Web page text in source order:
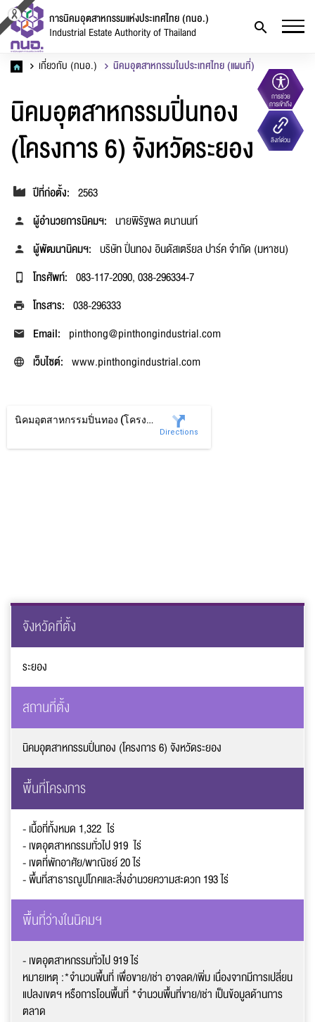
การนิคมอุตสาหกรรมแห่งประเทศไทย (กนอ.)
Industrial Estate Authority of Thailand
การช่วย
การเข้าถึง
ลิงก์ด่วน
เกี่ยวกับ (กนอ.) นิคมอุตสาหกรรมในประเทศไทย (แผนที่)
นิคมอุตสาหกรรมปิ่นทอง
(โครงการ 6) จังหวัดระยอง
ปีที่ก่อตั้ง: 2563
ผู้อำนวยการนิคมฯ: นายพิรัฐพล ตนานนท์
ผู้พัฒนานิคมฯ: บริษัท ปิ่นทอง อินดัสเตรียล ปาร์ค จำกัด (มหาชน)
โทรศัพท์: 083-117-2090, 038-296334-7
โทรสาร: 038-296333
Email: pinthong@pinthongindustrial.com
เว็บไซต์: www.pinthongindustrial.com
นิคมอุตสาหกรรมปิ่นทอง (โครงการ 6) จังหวัดระยอง
Directions
จังหวัดที่ตั้ง
ระยอง
สถานที่ตั้ง
นิคมอุตสาหกรรมปิ่นทอง (โครงการ 6) จังหวัดระยอง
พื้นที่โครงการ
- เนื้อที่ทั้งหมด 1,322 ไร่
- เขตอุตสาหกรรมทั่วไป 919 ไร่
- เขตที่พักอาศัย/พาณิชย์ 20ไร่
- พื้นที่สาธารณูปโภคและสิ่งอำนวยความสะดวก 193ไร่
พื้นที่ว่างในนิคมฯ
- เขตอุตสาหกรรมทั่วไป 919ไร่
หมายเหตุ :*จำนวนพื้นที่ เพื่อขาย/เช่า อาจลด/เพิ่ม เนื่องจากมีการเปลี่ยน
แปลงเขตฯ หรือการโอนพื้นที่ *จำนวนพื้นที่ขาย/เช่า เป็นข้อมูลด้านการ
ตลาด
แจ้งไฟล์เสีย
อีเมล*
ข้อความ
ส่งข้อความ
ล้างข้อมูล